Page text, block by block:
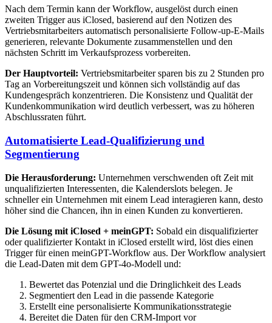
Nach dem Termin kann der Workflow, ausgelöst durch einen
zweiten Trigger aus iClosed, basierend auf den Notizen des
Vertriebsmitarbeiters automatisch personalisierte Follow-up-E-Mails
generieren, relevante Dokumente zusammenstellen und den
nächsten Schritt im Verkaufsprozess vorbereiten.
Der Hauptvorteil: Vertriebsmitarbeiter sparen bis zu 2 Stunden pro
Tag an Vorbereitungszeit und können sich vollständig auf das
Kundengespräch konzentrieren. Die Konsistenz und Qualität der
Kundenkommunikation wird deutlich verbessert, was zu höheren
Abschlussraten führt.
Automatisierte Lead-Qualifizierung und
Segmentierung
Die Herausforderung: Unternehmen verschwenden oft Zeit mit
unqualifizierten Interessenten, die Kalenderslots belegen. Je
schneller ein Unternehmen mit einem Lead interagieren kann, desto
höher sind die Chancen, ihn in einen Kunden zu konvertieren.
Die Lösung mit iClosed + meinGPT: Sobald ein disqualifizierter
oder qualifizierter Kontakt in iClosed erstellt wird, löst dies einen
Trigger für einen meinGPT-Workflow aus. Der Workflow analysiert
die Lead-Daten mit dem GPT-4o-Modell und:
Bewertet das Potenzial und die Dringlichkeit des Leads
Segmentiert den Lead in die passende Kategorie
Erstellt eine personalisierte Kommunikationsstrategie
Bereitet die Daten für den CRM-Import vor